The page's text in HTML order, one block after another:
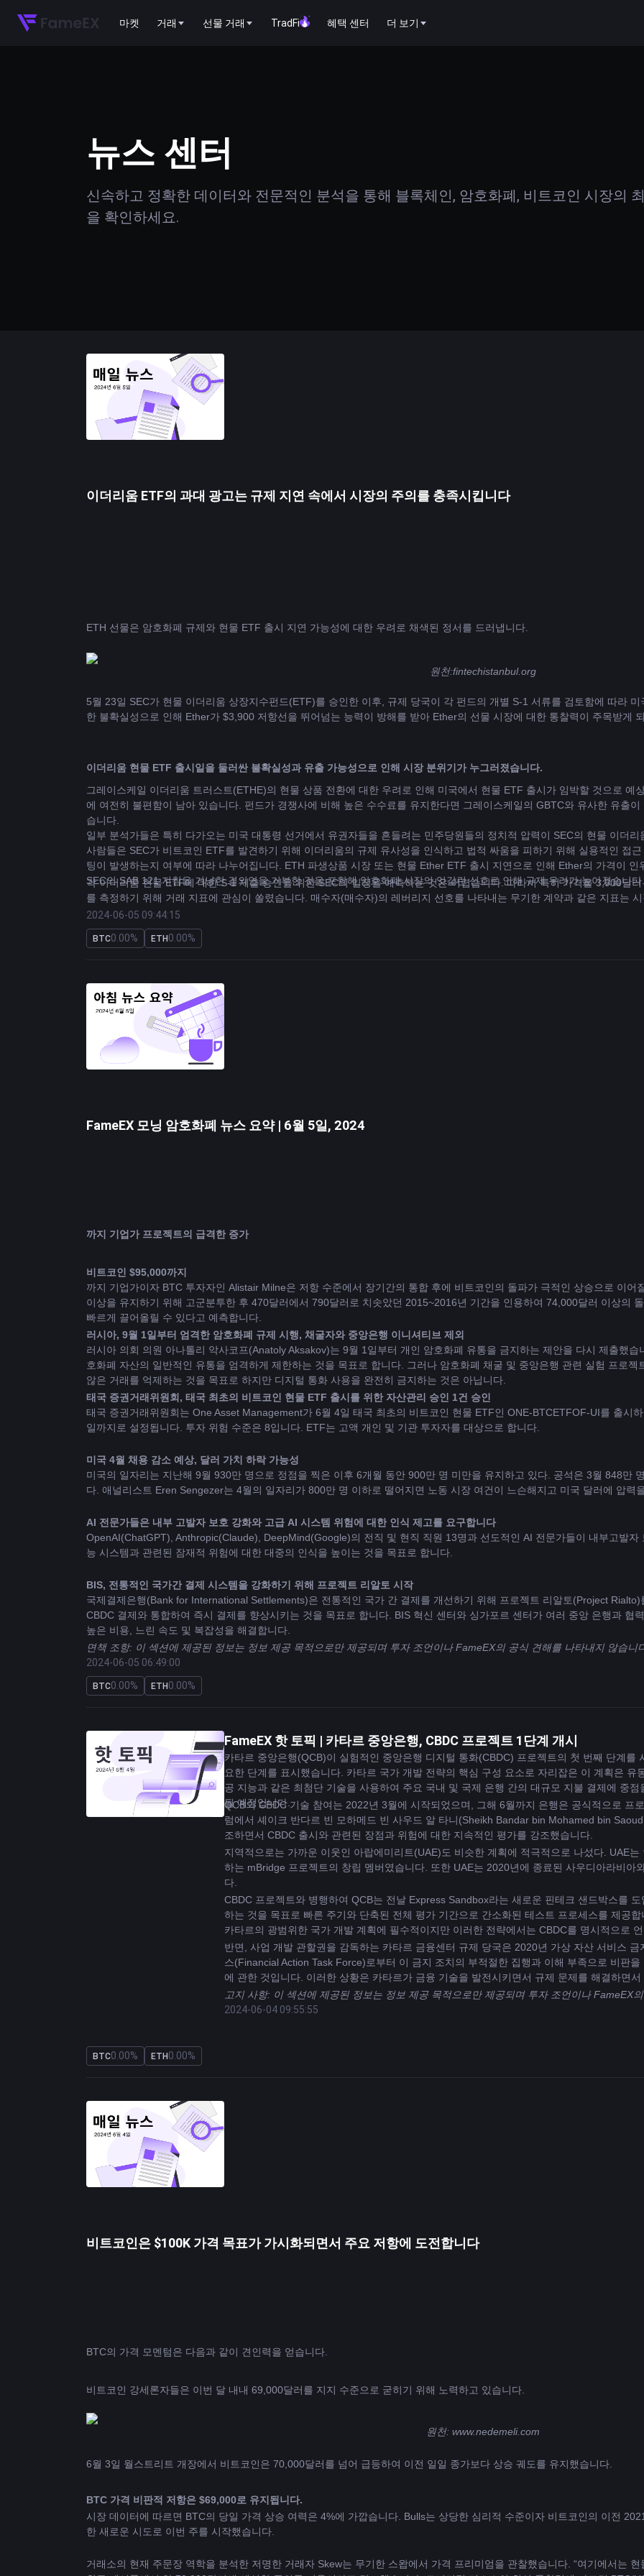
마켓 거래 선물 거래 TradFi 혜택 센터 더 보기
뉴스 센터
신속하고 정확한 데이터와 전문적인 분석을 통해 블록체인, 암호화폐, 비트코인 시장의
을 확인하세요.
이더리움 ETF의 과대 광고는 규제 지연 속에서 시장의 주의를 충족시킵니다
ETH 선물은 암호화폐 규제와 현물 ETF 출시 지연 가능성에 대한 우려로 채색된 정서를 드러냅니다.
원천:fintechistanbul.org
5월 23일 SEC가 현물 이더리움 상장지수펀드(ETF)를 승인한 이후, 규제 당국이 각 펀드의 개별 S-1 서류를 검토함에 따라
한 불확실성으로 인해 Ether가 $3,900 저항선을 뛰어넘는 능력이 방해를 받아 Ether의 선물 시장에 대한 통찰력이 주목받게
이더리움 현물 ETF 출시일을 둘러싼 불확실성과 유출 가능성으로 인해 시장 분위기가 누그러졌습니다.
그레이스케일 이더리움 트러스트(ETHE)의 현물 상품 전환에 대한 우려로 인해 미국에서 현물 ETF 출시가 임박할 것으로 예
에 여전히 불편함이 남아 있습니다. 펀드가 경쟁사에 비해 높은 수수료를 유지한다면 그레이스케일의 GBTC와 유사한 유출
습니다.
일부 분석가들은 특히 다가오는 미국 대통령 선거에서 유권자들을 흔들려는 민주당원들의 정치적 압력이 SEC의 현물 이더
사람들은 SEC가 비트코인 ​​ETF를 발견하기 위해 이더리움의 규제 유사성을 인식하고 법적 싸움을 피하기 위해 실용적인 접
팅이 발생하는지 여부에 따라 나누어집니다. ETH 파생상품 시장 또는 현물 Ether ETF 출시 지연으로 인해 Ether의 가격이
SEC의 SAB 121 지침을 겨냥한 결의안을 거부한 것을 포함해 암호화폐 시장의 엇갈린 신호로 인해 규제 우려가 높아졌습니다.
각 이더리움 현물 ETF에 대한 S-1 제출 승인을 위한 SEC의 일정을 예측하는 것은 어렵습니다. 따라서 특히 가격을 3,900달
를 측정하기 위해 거래 지표에 관심이 쏠렸습니다. 매수자(매수자)의 레버리지 선호를 나타내는 무기한 계약과 같은 지표는
크를 제외하면 ~의 5월 21일 8시간당 약 0.03%, 즉 주당 0.6%에 해당하는 ETH 레버리지에 대한 자금 조달 비용은 미미한 수
수와 매도 사이의 균형 잡힌 수요를 의미합니다.
월간 ETH 선물은 투자자 낙관주의가 점차 줄어들고 있음을 보여줍니다.
무기한 계약과 관련된 외부 요인을 필터링하려면 ETH 월간 선물의 연간 프리미엄(기본 금리)을 모니터링하는 것이 중요합니
가격을 요구하기 때문에 5~10%의 프리미엄이 나타나는 경우가 많습니다. 흥분되는 기간에는 구매자가 영향력을 추구함에
ETH 가격이 3,800달러까지 상승한 후 Ether의 월간 선물 프리미엄은 15%까지 급등했습니다. 그러나 6월 3일에는 지표가
니다. 여전히 중립 기준점보다 약간 높지만 이 수준은 단기 강세를 의미하지는 않습니다.
2024-06-05 09:44:15
BTC0.00% ETH0.00%
FameEX 모닝 암호화폐 뉴스 요약 | 6월 5일, 2024
까지 기업가 프로젝트의 급격한 증가
비트코인 $95,000까지
까지 기업가이자 BTC 투자자인 Alistair Milne은 저항 수준에서 장기간의 통합 후에 비트코인의 돌파가 극적인 상승으로 이
이상을 유지하기 위해 고군분투한 후 470달러에서 790달러로 치솟았던 2015~2016년 기간을 인용하여 74,000달러 이상의
빠르게 끌어올릴 수 있다고 예측합니다.
러시아, 9월 1일부터 엄격한 암호화폐 규제 시행, 채굴자와 중앙은행 이니셔티브 제외
러시아 의회 의원 아나톨리 악사코프(Anatoly Aksakov)는 9월 1일부터 개인 암호화폐 유통을 금지하는 제안을 다시 제출했
호화폐 자산의 일반적인 유통을 엄격하게 제한하는 것을 목표로 합니다. 그러나 암호화폐 채굴 및 중앙은행 관련 실험 프로젝
않은 거래를 억제하는 것을 목표로 하지만 디지털 통화 사용을 완전히 금지하는 것은 아닙니다.
태국 증권거래위원회, 태국 최초의 비트코인 ​​현물 ETF 출시를 위한 자산관리 승인 1건 승인
태국 증권거래위원회는 One Asset Management가 6월 4일 태국 최초의 비트코인 ​​현물 ETF인 ONE-BTCETFOF-UI를 출시
일까지로 설정됩니다. 투자 위험 수준은 8입니다. ETF는 고액 개인 및 기관 투자자를 대상으로 합니다.
미국 4월 채용 감소 예상, 달러 가치 하락 가능성
미국의 일자리는 지난해 9월 930만 명으로 정점을 찍은 이후 6개월 동안 900만 명 미만을 유지하고 있다. 공석은 3월 848만
다. 애널리스트 Eren Sengezer는 4월의 일자리가 800만 명 이하로 떨어지면 노동 시장 여건이 느슨해지고 미국 달러에 압력
AI 전문가들은 내부 고발자 보호 강화와 고급 AI 시스템 위험에 대한 인식 제고를 요구합니다
OpenAI(ChatGPT), Anthropic(Claude), DeepMind(Google)의 전직 및 현직 직원 13명과 선도적인 AI 전문가들이 내부고발
능 시스템과 관련된 잠재적 위험에 대한 대중의 인식을 높이는 것을 목표로 합니다.
BIS, 전통적인 국가간 결제 시스템을 강화하기 위해 프로젝트 리알토 시작
국제결제은행(Bank for International Settlements)은 전통적인 국가 간 결제를 개선하기 위해 프로젝트 리알토(Project
CBDC 결제와 통합하여 즉시 결제를 향상시키는 것을 목표로 합니다. BIS 혁신 센터와 싱가포르 센터가 여러 중앙 은행과 협
높은 비용, 느린 속도 및 복잡성을 해결합니다.
면책 조항: 이 섹션에 제공된 정보는 정보 제공 목적으로만 제공되며 투자 조언이나 FameEX의 공식 견해를 나타내지 않습니
2024-06-05 06:49:00
BTC0.00% ETH0.00%
FameEX 핫 토픽 | 카타르 중앙은행, CBDC 프로젝트 1단계 개시
카타르 중앙은행(QCB)이 실험적인 중앙은행 디지털 통화(CBDC) 프로젝트의 첫 번째 단계를
요한 단계를 표시했습니다. 카타르 국가 개발 전략의 핵심 구성 요소로 자리잡은 이 계획은 유
공 지능과 같은 최첨단 기술을 사용하여 주요 국내 및 국제 은행 간의 대규모 지불 결제에 중
될 예정입니다.
QCB의 CBDC 기술 참여는 2022년 3월에 시작되었으며, 그해 6월까지 은행은 공식적으로 프
럼에서 셰이크 반다르 빈 모하메드 빈 사우드 알 타니(Sheikh Bandar bin Mohamed bin
조하면서 CBDC 출시와 관련된 장점과 위험에 대한 지속적인 평가를 강조했습니다.
지역적으로는 가까운 이웃인 아랍에미리트(UAE)도 비슷한 계획에 적극적으로 나섰다. UAE
하는 mBridge 프로젝트의 창립 멤버였습니다. 또한 UAE는 2020년에 종료된 사우디아라비아
다.
CBDC 프로젝트와 병행하여 QCB는 전날 Express Sandbox라는 새로운 핀테크 샌드박스를
하는 것을 목표로 빠른 주기와 단축된 전체 평가 기간으로 간소화된 테스트 프로세스를 제공
카타르의 광범위한 국가 개발 계획에 필수적이지만 이러한 전략에서는 CBDC를 명시적으로
반면, 사업 개발 관할권을 감독하는 카타르 금융센터 규제 당국은 2020년 가상 자산 서비스
스(Financial Action Task Force)로부터 이 금지 조치의 부적절한 집행과 이해 부족으로 비판
에 관한 것입니다. 이러한 상황은 카타르가 금융 기술을 발전시키면서 규제 문제를 해결하면
고지 사항: 이 섹션에 제공된 정보는 정보 제공 목적으로만 제공되며 투자 조언이나 FameEX
2024-06-04 09:55:55
BTC0.00% ETH0.00%
비트코인은 $100K 가격 목표가 가시화되면서 주요 저항에 도전합니다
비트코인 강세론자들은 이번 달 내내 69,000달러를 지지 수준으로 굳히기 위해 노력하고 있습니다.
원천: www.nedemeli.com
6월 3일 월스트리트 개장에서 비트코인은 70,000달러를 넘어 급등하여 이전 일일 종가보다 상승 궤도를 유지했습니다.
BTC 가격 비판적 저항은 $69,000로 유지됩니다.
시장 데이터에 따르면 BTC의 당일 가격 상승 여력은 4%에 가깝습니다. Bulls는 상당한 심리적 수준이자 비트코인의 이전
한 새로운 시도로 이번 주를 시작했습니다.
거래소의 현재 주문장 역학을 분석한 저명한 거래자 Skew는 무기한 스왑에서 가격 프리미엄을 관찰했습니다. “여기에서는